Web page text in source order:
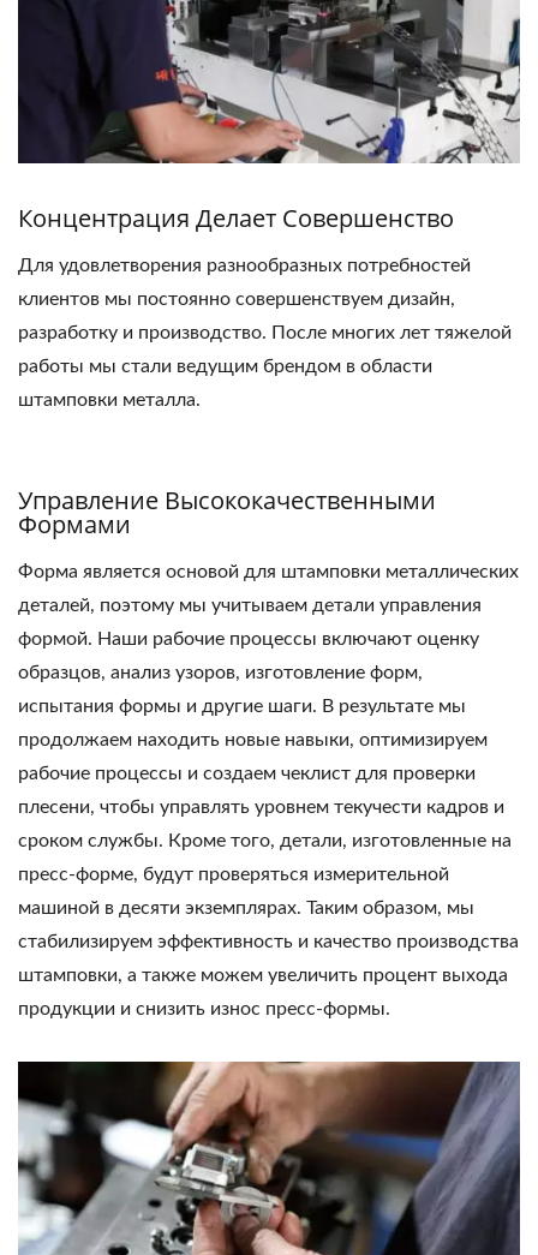
Концентрация Делает Совершенство
Для удовлетворения разнообразных потребностей
клиентов мы постоянно совершенствуем дизайн,
разработку и производство. После многих лет тяжелой
работы мы стали ведущим брендом в области
штамповки металла.
Управление Высококачественными
Формами
Форма является основой для штамповки металлических
деталей, поэтому мы учитываем детали управления
формой. Наши рабочие процессы включают оценку
образцов, анализ узоров, изготовление форм,
испытания формы и другие шаги. В результате мы
продолжаем находить новые навыки, оптимизируем
рабочие процессы и создаем чеклист для проверки
плесени, чтобы управлять уровнем текучести кадров и
сроком службы. Кроме того, детали, изготовленные на
пресс-форме, будут проверяться измерительной
машиной в десяти экземплярах. Таким образом, мы
стабилизируем эффективность и качество производства
штамповки, а также можем увеличить процент выхода
продукции и снизить износ пресс-формы.